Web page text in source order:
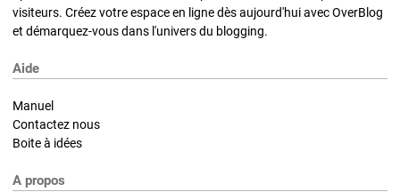
visiteurs. Créez votre espace en ligne dès aujourd'hui avec OverBlog
et démarquez-vous dans l'univers du blogging.
Aide
Manuel
Contactez nous
Boite à idées
A propos